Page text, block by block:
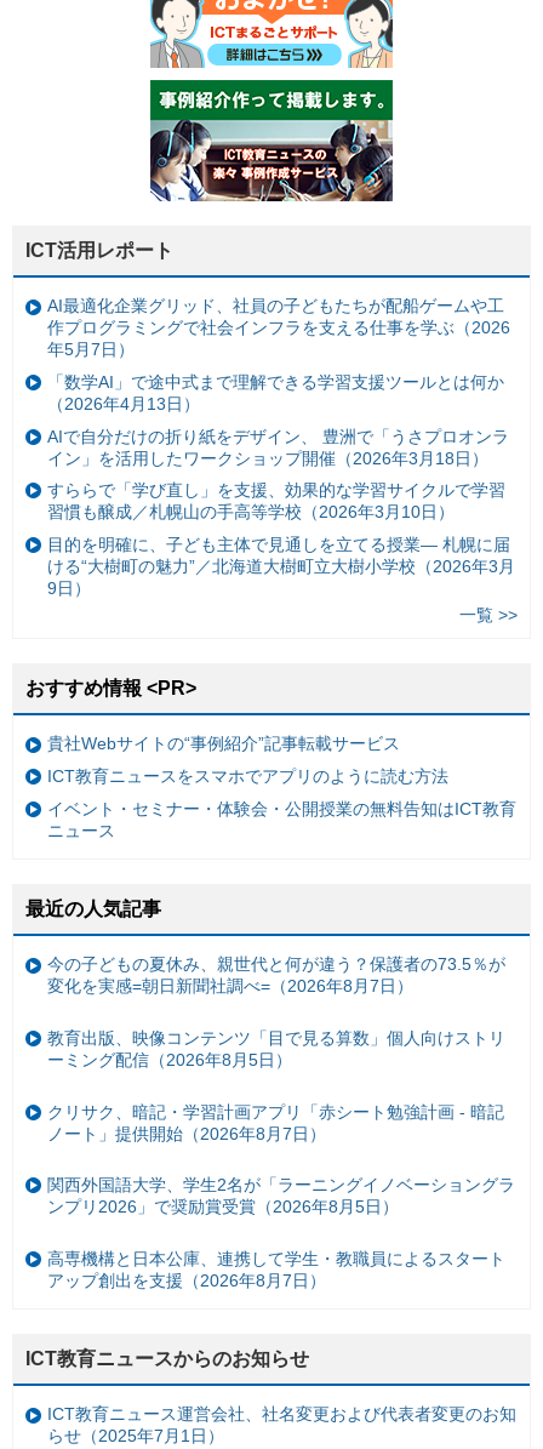
ICT活用レポート
AI最適化企業グリッド、社員の子どもたちが配船ゲームや工
作プログラミングで社会インフラを支える仕事を学ぶ（2026
年5月7日）
「数学AI」で途中式まで理解できる学習支援ツールとは何か
（2026年4月13日）
AIで自分だけの折り紙をデザイン、 豊洲で「うさプロオンラ
イン」を活用したワークショップ開催（2026年3月18日）
すららで「学び直し」を支援、効果的な学習サイクルで学習
習慣も醸成／札幌山の手高等学校（2026年3月10日）
目的を明確に、子ども主体で見通しを立てる授業— 札幌に届
ける“大樹町の魅力”／北海道大樹町立大樹小学校（2026年3月
9日）
一覧 >>
おすすめ情報 <PR>
貴社Webサイトの“事例紹介”記事転載サービス
ICT教育ニュースをスマホでアプリのように読む方法
イベント・セミナー・体験会・公開授業の無料告知はICT教育
ニュース
最近の人気記事
今の子どもの夏休み、親世代と何が違う？保護者の73.5％が
変化を実感=朝日新聞社調べ=（2026年8月7日）
教育出版、映像コンテンツ「目で見る算数」個人向けストリ
ーミング配信（2026年8月5日）
クリサク、暗記・学習計画アプリ「赤シート勉強計画 - 暗記
ノート」提供開始（2026年8月7日）
関西外国語大学、学生2名が「ラーニングイノベーショングラ
ンプリ2026」で奨励賞受賞（2026年8月5日）
高専機構と日本公庫、連携して学生・教職員によるスタート
アップ創出を支援（2026年8月7日）
ICT教育ニュースからのお知らせ
ICT教育ニュース運営会社、社名変更および代表者変更のお知
らせ（2025年7月1日）